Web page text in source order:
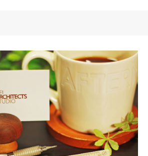
北海道の施設M
北海道の太平洋沿岸に広がる
敷地に、事務所併用の倉庫と